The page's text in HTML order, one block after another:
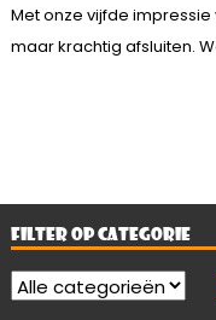
Met onze vijfde
maar krachtig afsluiten.
FILTER OP CATEGORIE